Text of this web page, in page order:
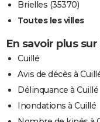
Brielles (35370)
Toutes les villes
En savoir plus sur
Cuillé
Avis de décès à
Délinquance à Cuillé
Inondations à Cuillé